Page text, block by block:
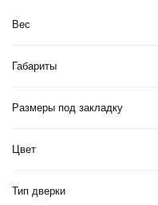
Вес
Габариты
Размеры под закладку
Цвет
Тип дверки